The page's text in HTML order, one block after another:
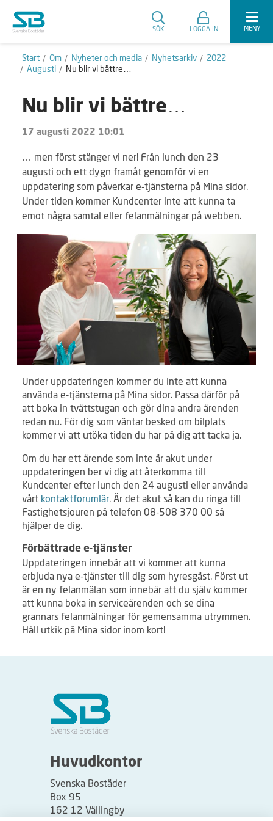
SÖK LOGGA IN MENY
Start Om Nyheter och media Nyhetsarkiv
2022
Augusti
Nu blir vi bättre…
Nu blir vi bättre…
17 augusti 2022 10:01
… men först stänger vi ner! Från lunch den 23
augusti och ett dygn framåt genomför vi en
uppdatering som påverkar e-tjänsterna på Mina sidor.
Under tiden kommer Kundcenter inte att kunna ta
emot några samtal eller felanmälningar på webben.
Under uppdateringen kommer du inte att kunna
använda e-tjänsterna på Mina sidor. Passa därför på
att boka in tvättstugan och gör dina andra ärenden
redan nu. För dig som väntar besked om bilplats
kommer vi att utöka tiden du har på dig att tacka ja.
Om du har ett ärende som inte är akut under
uppdateringen ber vi dig att återkomma till
Kundcenter efter lunch den 24 augusti eller använda
vårt kontaktforumlär. Är det akut så kan du ringa till
Fastighetsjouren på telefon 08-508 370 00 så
hjälper de dig.
Förbättrade e-tjänster
Uppdateringen innebär att vi kommer att kunna
erbjuda nya e-tjänster till dig som hyresgäst. Först ut
är en ny felanmälan som innebär att du själv kommer
att kunna boka in serviceärenden och se dina
grannars felanmälningar för gemensamma utrymmen.
Håll utkik på Mina sidor inom kort!
Huvudkontor
Svenska Bostäder
Box 95
162 12 Vällingby